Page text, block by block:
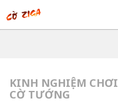
KINH NGHIỆM CHƠI
CỜ TƯỚNG